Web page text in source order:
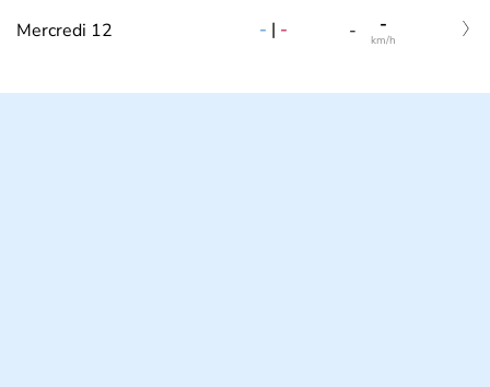
Mercredi 12 - | - - -
km/h